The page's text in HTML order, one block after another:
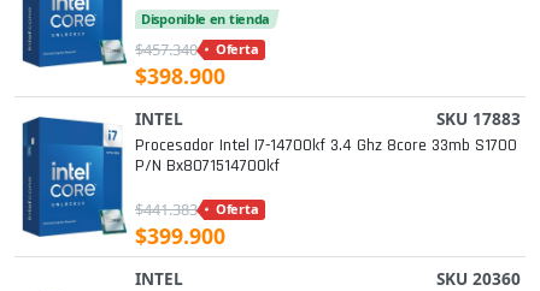
Disponible en tienda
$457.340 Oferta
$398.900
INTEL SKU 17883
Procesador Intel I7-14700kf 3.4 Ghz 8core 33mb S1700
P/n Bx8071514700kf
$441.383 Oferta
$399.900
INTEL SKU 20360